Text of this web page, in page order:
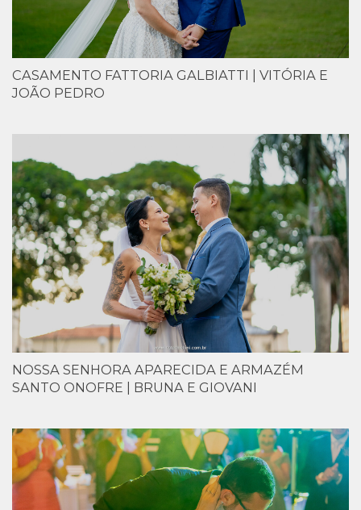
CASAMENTO FATTORIA GALBIATTI | VITÓRIA E
JOÃO PEDRO
NOSSA SENHORA APARECIDA E ARMAZÉM
SANTO ONOFRE | BRUNA E GIOVANI